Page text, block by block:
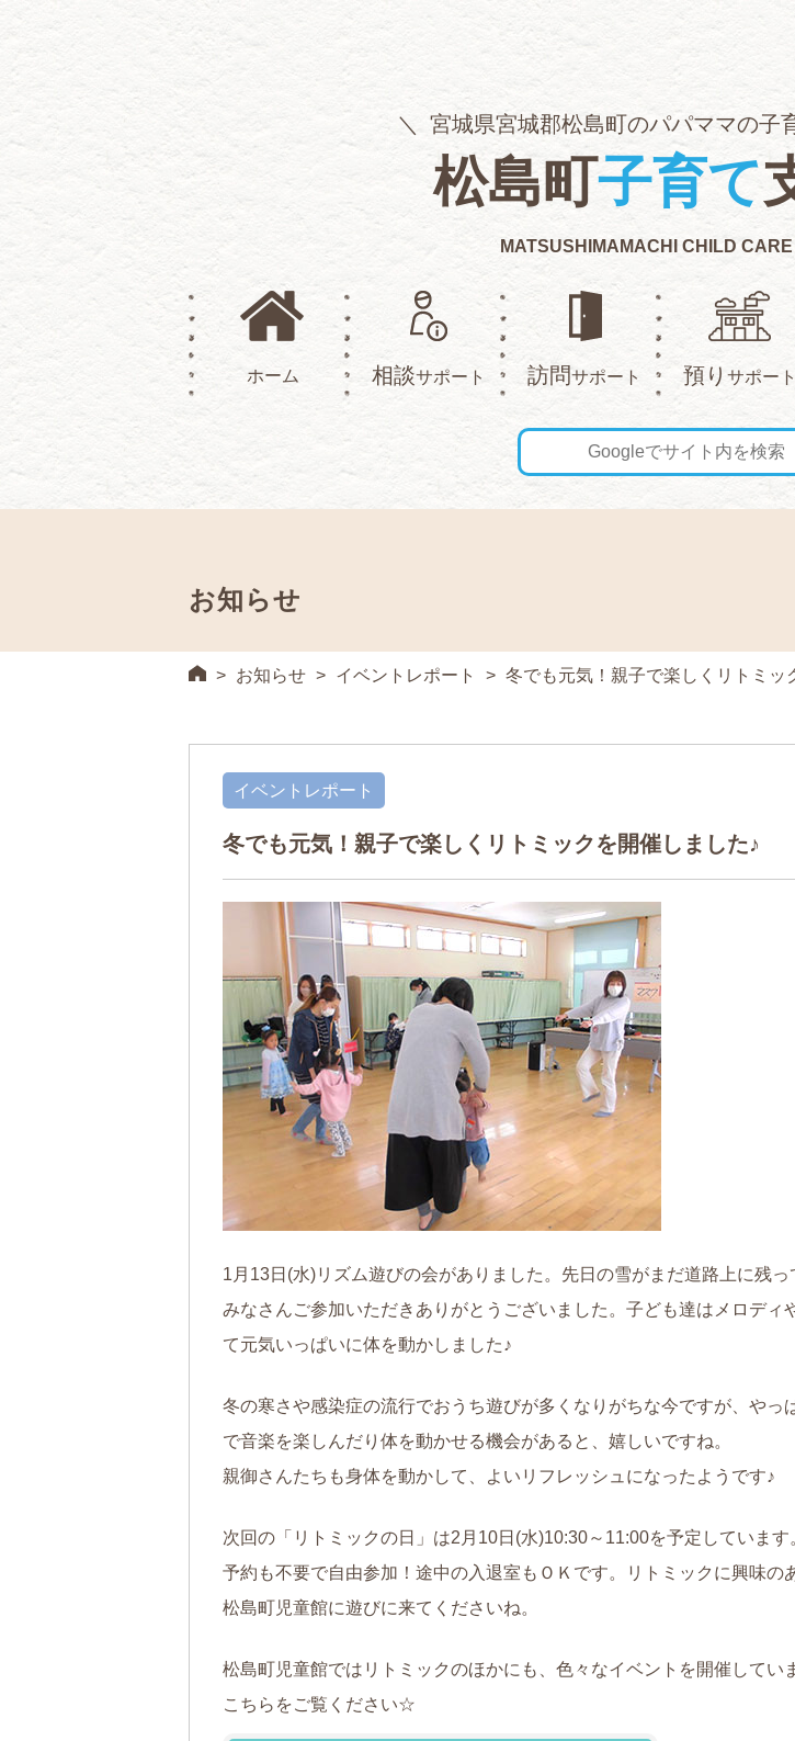
松島町子育て
宮城県宮城郡松島町のパパママの子
MATSUSHIMAMACHI CHILD
ホーム 相談サポート 訪問サポート 預り サポート
お知らせ
> お知らせ > イベントレポート > 冬でも元気！親子で楽しくリトミッ
イベントレポート
冬でも元気！親子で楽しくリトミックを開催しました♪
1月13日(水)リズム遊びの会がありました。先日の雪がまだ道路上に残っ
みなさんご参加いただきありがとうございました。子ども達はメロディ
て元気いっぱいに体を動かしました♪
冬の寒さや感染症の流行でおうち遊びが多くなりがちな今ですが、やっ
で音楽を楽しんだり体を動かせる機会があると、嬉しいですね。
親御さんたちも身体を動かして、よいリフレッシュになったようです♪
次回の「リトミックの日」は2月10日(水)10:30～11:00を予定しています
予約も不要で自由参加！途中の入退室もＯＫです。リトミックに興味の
松島町児童館に遊びに来てくださいね。
松島町児童館ではリトミックのほかにも、色々なイベントを開催してい
こちらをご覧ください☆